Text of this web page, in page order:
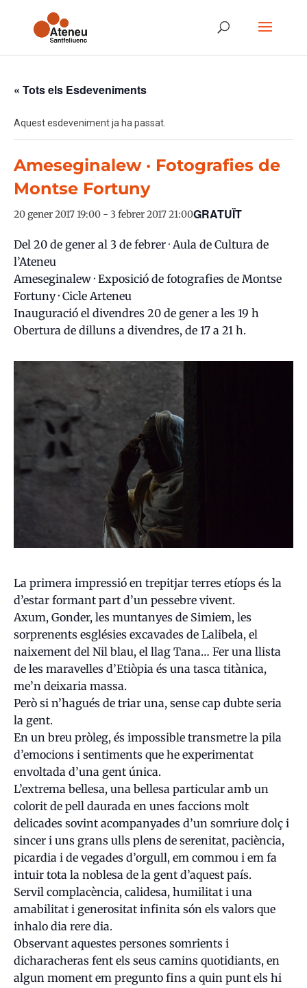
« Tots els Esdeveniments
Aquest esdeveniment ja ha passat.
Ameseginalew · Fotografies de
Montse Fortuny
20 gener 2017 19:00 - 3 febrer 2017 21:00GRATUÏT
Del 20 de gener al 3 de febrer · Aula de Cultura de
l’Ateneu
Ameseginalew · Exposició de fotografies de Montse
Fortuny · Cicle Arteneu
Inauguració el divendres 20 de gener a les 19 h
Obertura de dilluns a divendres, de 17 a 21 h.
La primera impressió en trepitjar terres etíops és la
d’estar formant part d’un pessebre vivent.
Axum, Gonder, les muntanyes de Simiem, les
sorprenents esglésies excavades de Lalibela, el
naixement del Nil blau, el llag Tana… Fer una llista
de les maravelles d’Etiòpia és una tasca titànica,
me’n deixaria massa.
Però si n’hagués de triar una, sense cap dubte seria
la gent.
En un breu pròleg, és impossible transmetre la pila
d’emocions i sentiments que he experimentat
envoltada d’una gent única.
L’extrema bellesa, una bellesa particular amb un
colorit de pell daurada en unes faccions molt
delicades sovint acompanyades d’un somriure dolç i
sincer i uns grans ulls plens de serenitat, paciència,
picardia i de vegades d’orgull, em commou i em fa
intuir tota la noblesa de la gent d’aquest país.
Servil complacència, calidesa, humilitat i una
amabilitat i generositat infinita són els valors que
inhalo dia rere dia.
Observant aquestes persones somrients i
dicharacheras fent els seus camins quotidiants, en
algun moment em pregunto fins a quin punt els hi